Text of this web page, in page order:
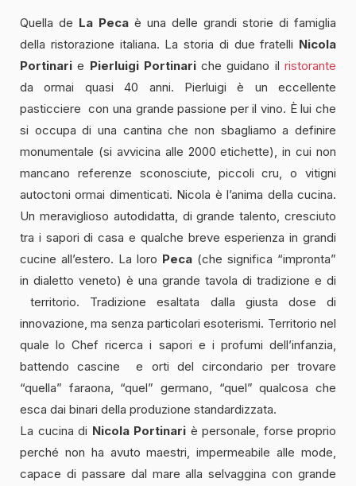
Quella de La Peca è una delle grandi storie di famiglia
della ristorazione italiana. La storia di due fratelli Nicola
Portinarie Pierluigi Portinariche guidano ilristorante
da ormai quasi 40 anni. Pierluigi è un eccellente
pasticciere con una grande passione per il vino. È lui che
si occupa di una cantina che non sbagliamo a definire
monumentale (si avvicina alle 2000 etichette), in cui non
mancano referenze sconosciute, piccoli cru, o vitigni
autoctoni ormai dimenticati. Nicola è l’anima della cucina.
Un meraviglioso autodidatta, di grande talento, cresciuto
tra i sapori di casa e qualche breve esperienza in grandi
cucine all’estero. La loro Peca (che significa “impronta”
in dialetto veneto) è una grande tavola di tradizione e di
territorio. Tradizione esaltata dalla giusta dose di
innovazione, ma senza particolari esoterismi. Territorio nel
quale lo Chef ricerca i sapori e i profumi dell’infanzia,
battendo cascine e orti del circondario per trovare
“quella” faraona, “quel” germano, “quel” qualcosa che
esca dai binari della produzione standardizzata.
La cucina di Nicola Portinari è personale, forse proprio
perché non ha avuto maestri, impermeabile alle mode,
capace di passare dal mare alla selvaggina con grande